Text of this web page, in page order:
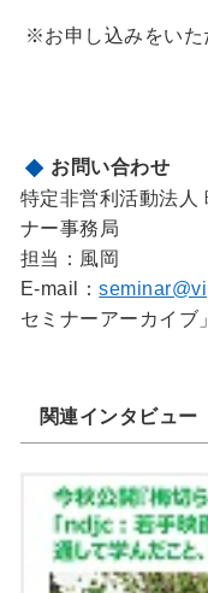
※お申し込みをいた
お問い合わせ
特定非営利活動法
ナー事務局
担当：風岡
E-mail：
セミナーアーカイブ
関連インタビュー